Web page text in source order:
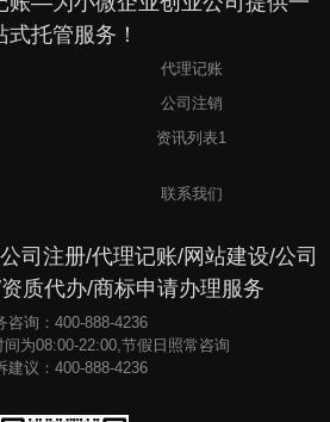
式托管服务！
代理记账
公司注销
资讯列表1
联系我们
司注册/代理记账/网站建设/公司
质代办/商标申请办理服务
咨询：400-888-4236
为08:00-22:00,节假日照常咨询
建议：400-888-4236